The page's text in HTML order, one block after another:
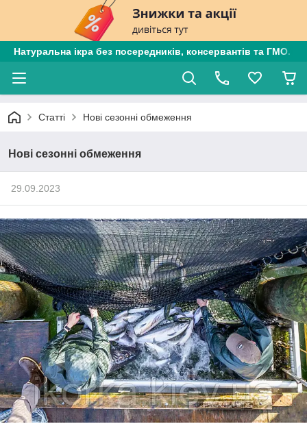
Натуральна ікра без посередників, консервантів та ГМО.
Статті Нові сезонні обмеження
Нові сезонні обмеження
29.09.2023